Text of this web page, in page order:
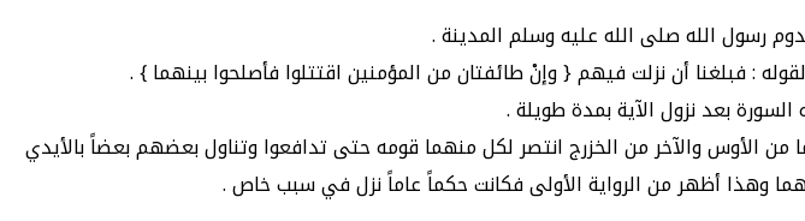
رسول الله صلى الله عليه وسلم المدينة .
: فبلغنا أن نزلت فيهم { وإنْ طائفتان من المؤمنين اقتتلوا فأصلحوا بينهما } .
بعد نزول الآية بمدة طويلة .
الأوس والآخر من الخزرج انتصر لكل منهما قومه حتى تدافعوا وتناول بعضهم بعضاً بالأيدي
وهذا أظهر من الرواية الأولى فكانت حكماً عاماً نزل في سبب خاص .